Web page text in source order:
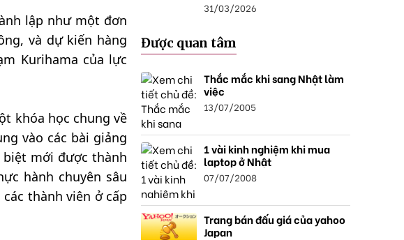
lập như một đơn
và dự kiến hàng
Kurihama của lực
khóa học chung về
vào các bài giảng
mới được thành
hành chuyên sâu
thành viên ở cấp
31/03/2026
Được quan tâm
Thắc mắc khi sang Nhật làm
việc
13/07/2005
1 vài kinh nghiệm khi mua
laptop ở Nhật
07/07/2008
Trang bán đấu giá của yahoo
Japan